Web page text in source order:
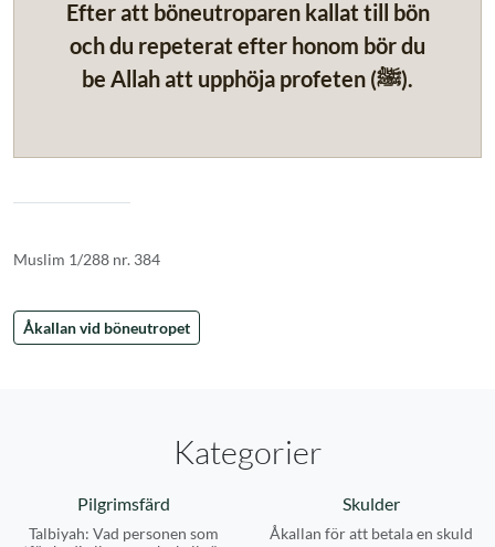
Efter att böneutroparen kallat till bön
och du repeterat efter honom bör du
be Allah att upphöja profeten (ﷺ).
Muslim 1/288 nr. 384
Åkallan vid böneutropet
Kategorier
Pilgrimsfärd
Talbiyah: Vad personen som
Skulder
Åkallan för att betala en skuld